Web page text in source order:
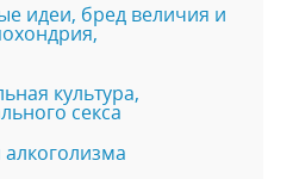
идеи, бред величия и
культура,
секса